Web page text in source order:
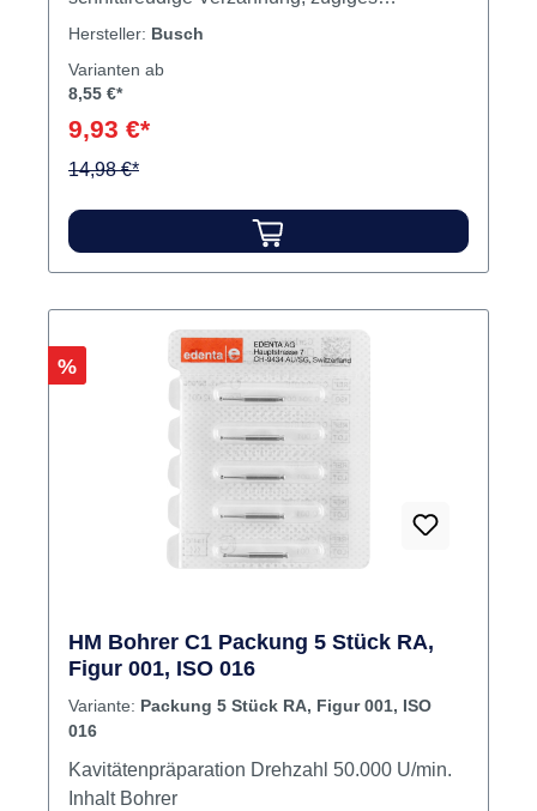
Exkavieren 1SX - grüner Ring, schnittfreudige
vibrationsarmes Exkavieren (Spezial-
Verzahnung, vergoldeter Hals zügiges,
vibrationsarmes Exkavieren (Spezial-
Exkavationszugangs, mit schlanker
HalskonstruktionDrehhzahl ISO 008-012 -
1.500 - 2.000 U/min.Drehzahl ISO 018-027 -
500 - 1.000 U/min.Kavitätenpräparation Inhalt
Bohrer
Hersteller: Busch
Varianten ab
8,55 €*
9,93 €*
14,98 €*
Rabatt
%
HM Bohrer C1 Packung 5 Stück RA,
Figur 001, ISO 016
Variante: Packung 5 Stück RA, Figur 001, ISO
016
Kavitätenpräparation Drehzahl 50.000 U/min.
Inhalt Bohrer